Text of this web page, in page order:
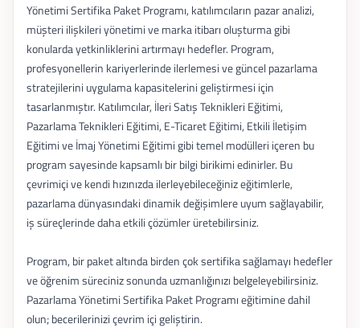
Yönetimi Sertifika Paket Programı, katılımcıların pazar analizi,
müşteri ilişkileri yönetimi ve marka itibarı oluşturma gibi
konularda yetkinliklerini artırmayı hedefler. Program,
profesyonellerin kariyerlerinde ilerlemesi ve güncel pazarlama
stratejilerini uygulama kapasitelerini geliştirmesi için
tasarlanmıştır. Katılımcılar, İleri Satış Teknikleri Eğitimi,
Pazarlama Teknikleri Eğitimi, E-Ticaret Eğitimi, Etkili İletişim
Eğitimi ve İmaj Yönetimi Eğitimi gibi temel modülleri içeren bu
program sayesinde kapsamlı bir bilgi birikimi edinirler. Bu
çevrimiçi ve kendi hızınızda ilerleyebileceğiniz eğitimlerle,
pazarlama dünyasındaki dinamik değişimlere uyum sağlayabilir,
iş süreçlerinde daha etkili çözümler üretebilirsiniz.
Program, bir paket altında birden çok sertifika sağlamayı hedefler
ve öğrenim süreciniz sonunda uzmanlığınızı belgeleyebilirsiniz.
Pazarlama Yönetimi Sertifika Paket Programı eğitimine dahil
olun; becerilerinizi çevrim içi geliştirin.